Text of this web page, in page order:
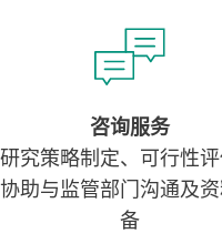
咨询服务
研究策略制定、可行性评
协助与监管部门沟通及
备